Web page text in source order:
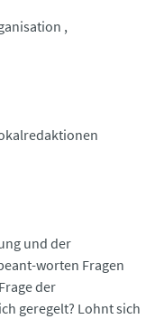
und der
worten Fragen
der
geregelt? Lohnt sich